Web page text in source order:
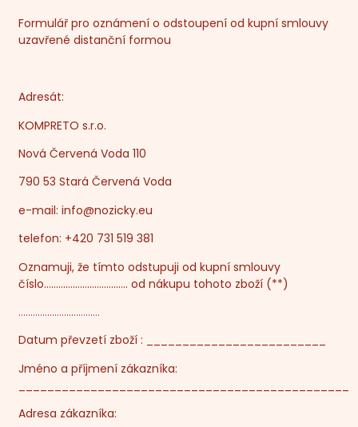
Formulář pro oznámení o odstoupení od kupní smlouvy
uzavřené distanční formou
Adresát:
KOMPRETO s.r.o.
Nová Červená Voda 110
790 53 Stará Červená Voda
e-mail:info@nozicky.eu
telefon: +420 731 519 381
Oznamuji, že tímto odstupuji od kupní smlouvy
číslo…………………………….. od nákupu tohoto zboží (**)
…………………………….
Datum převzetí zboží : _________________________
Jméno a příjmení zákazníka:
Adresa zákazníka: